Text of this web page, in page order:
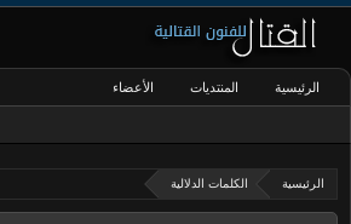
الرئيسية الكلمات الدلالية
الرئيسية المنتديات الأعضاء